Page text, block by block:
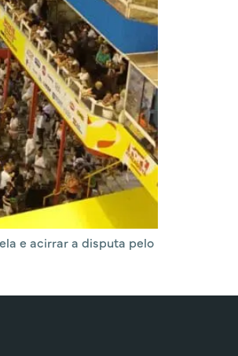
e acirrar a disputa pelo